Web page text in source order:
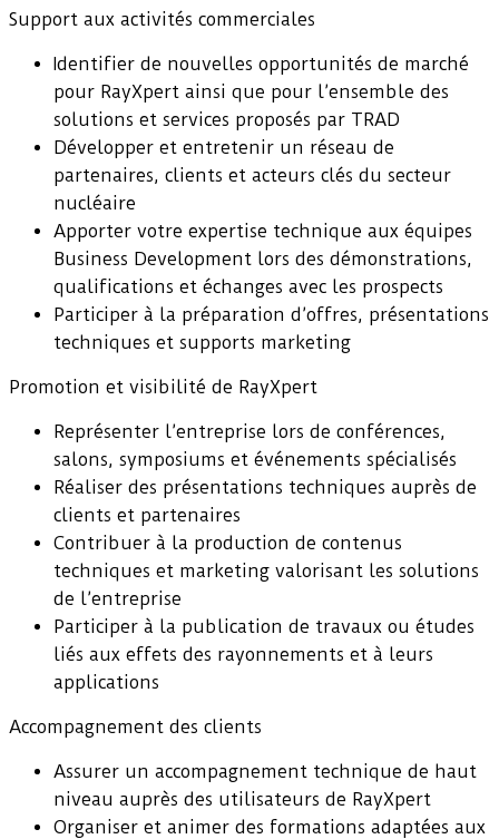
Support aux activités commerciales
Identifier de nouvelles opportunités de marché
pour RayXpert ainsi que pour l’ensemble des
solutions et services proposés par TRAD
Développer et entretenir un réseau de
partenaires, clients et acteurs clés du secteur
nucléaire
Apporter votre expertise technique aux équipes
Business Development lors des démonstrations,
qualifications et échanges avec les prospects
Participer à la préparation d’offres, présentations
techniques et supports marketing
Promotion et visibilité de RayXpert
Représenter l’entreprise lors de conférences,
salons, symposiums et événements spécialisés
Réaliser des présentations techniques auprès de
clients et partenaires
Contribuer à la production de contenus
techniques et marketing valorisant les solutions
de l’entreprise
Participer à la publication de travaux ou études
liés aux effets des rayonnements et à leurs
applications
Accompagnement des clients
Assurer un accompagnement technique de haut
niveau auprès des utilisateurs de RayXpert
Organiser et animer des formations adaptées aux